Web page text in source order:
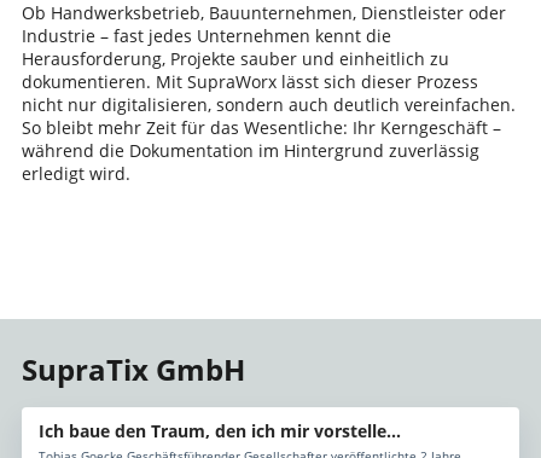
Ob Handwerksbetrieb, Bauunternehmen, Dienstleister oder
Industrie – fast jedes Unternehmen kennt die
Herausforderung, Projekte sauber und einheitlich zu
dokumentieren. Mit SupraWorx lässt sich dieser Prozess
nicht nur digitalisieren, sondern auch deutlich vereinfachen.
So bleibt mehr Zeit für das Wesentliche: Ihr Kerngeschäft –
während die Dokumentation im Hintergrund zuverlässig
erledigt wird.
SupraTix GmbH
Ich baue den Traum, den ich mir vorstelle...